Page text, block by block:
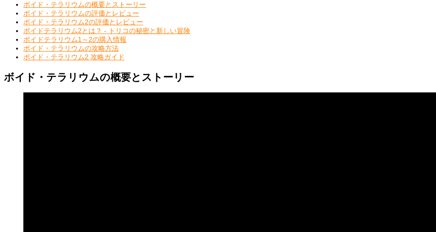
ボイド・テラリウムの概要とストーリー
ボイド・テラリウムの評価とレビュー
ボイド・テラリウム2の評価とレビュー
ボイドテラリウム2とは？ - トリコの秘密と新しい冒険
ボイドテラリウム1～2の購入情報
ボイド・テラリウムの攻略方法
ボイド・テラリウム2 攻略ガイド
ボイド・テラリウムの概要とストーリー